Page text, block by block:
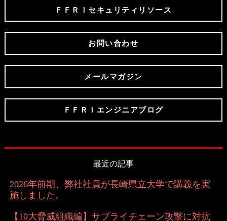
ＦＦＲＩセキュリティリソース
お問い合わせ
メールマガジン
ＦＦＲＩエンジニアブログ
最近の記事
2026年前期、弊社社員が長崎県立大学で講義を実
施しました。
【10大脅威組織編】サプライチェーン攻撃に対抗